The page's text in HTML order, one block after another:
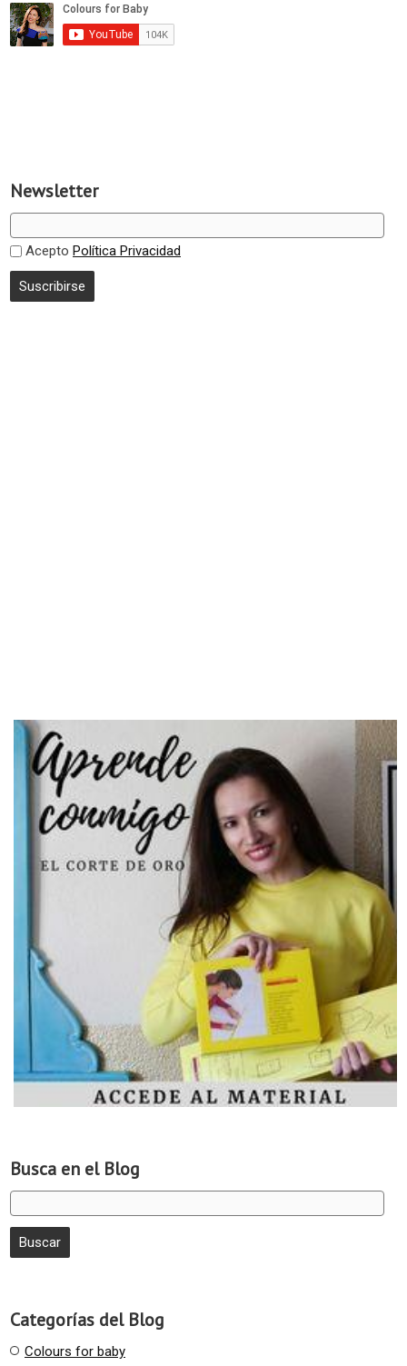
Newsletter
Acepto Política Privacidad
Busca en el Blog
Categorías del Blog
Colours for baby